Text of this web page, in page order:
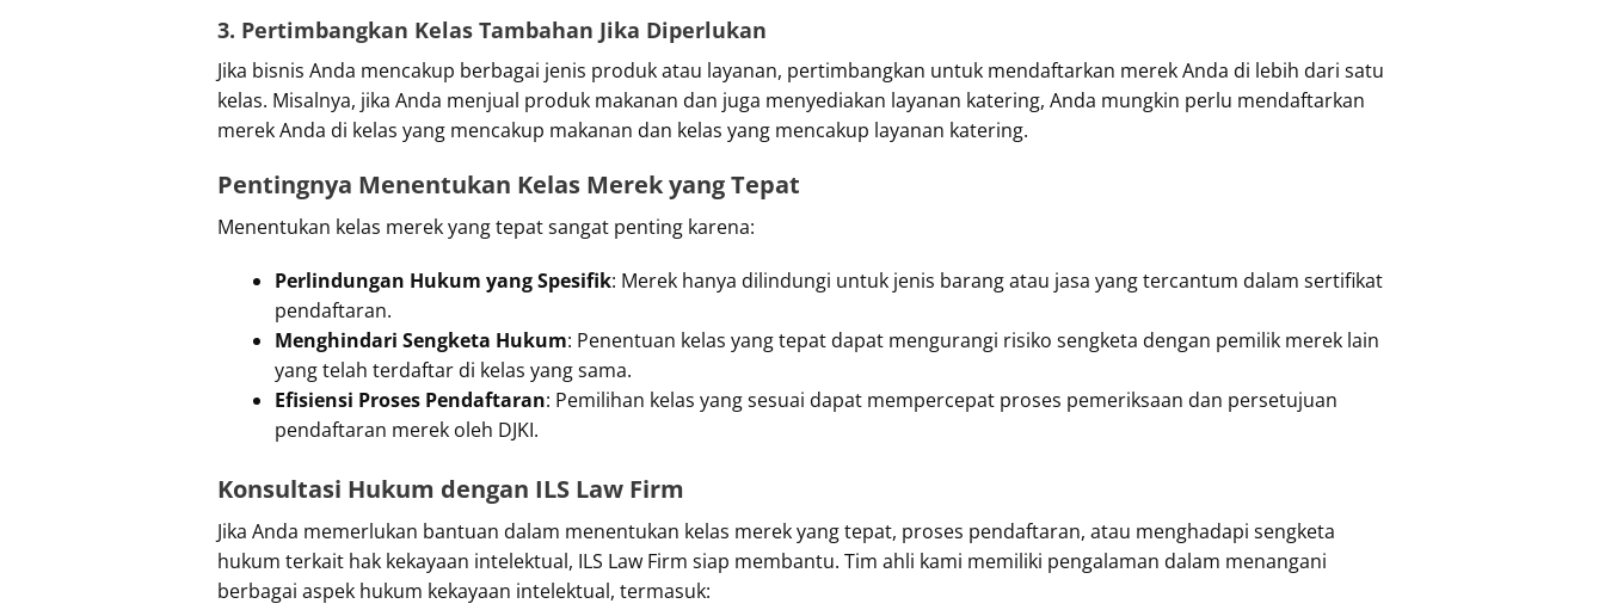
3. Pertimbangkan Kelas Tambahan Jika Diperlukan
Jika bisnis Anda mencakup berbagai jenis produk atau layanan, pertimbangkan untuk mendaftarkan merek Anda di lebih dari satu
kelas. Misalnya, jika Anda menjual produk makanan dan juga menyediakan layanan katering, Anda mungkin perlu mendaftarkan
merek Anda di kelas yang mencakup makanan dan kelas yang mencakup layanan katering.
Pentingnya Menentukan Kelas Merek yang Tepat
Menentukan kelas merek yang tepat sangat penting karena:
Perlindungan Hukum yang Spesifik: Merek hanya dilindungi untuk jenis barang atau jasa yang tercantum dalam sertifikat
pendaftaran.
Menghindari Sengketa Hukum: Penentuan kelas yang tepat dapat mengurangi risiko sengketa dengan pemilik merek lain
yang telah terdaftar di kelas yang sama.
Efisiensi Proses Pendaftaran: Pemilihan kelas yang sesuai dapat mempercepat proses pemeriksaan dan persetujuan
pendaftaran merek oleh DJKI.
Konsultasi Hukum dengan ILS Law Firm
Jika Anda memerlukan bantuan dalam menentukan kelas merek yang tepat, proses pendaftaran, atau menghadapi sengketa
hukum terkait hak kekayaan intelektual, ILS Law Firm siap membantu. Tim ahli kami memiliki pengalaman dalam menangani
berbagai aspek hukum kekayaan intelektual, termasuk: